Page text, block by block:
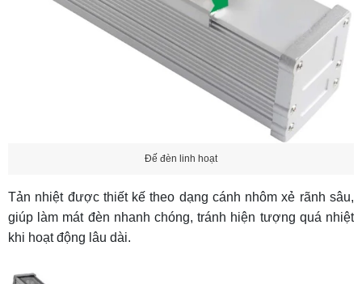
Đế đèn linh hoạt
Tản nhiệt được thiết kế theo dạng cánh nhôm xẻ rãnh sâu,
giúp làm mát đèn nhanh chóng, tránh hiện tượng quá nhiệt
khi hoạt động lâu dài.